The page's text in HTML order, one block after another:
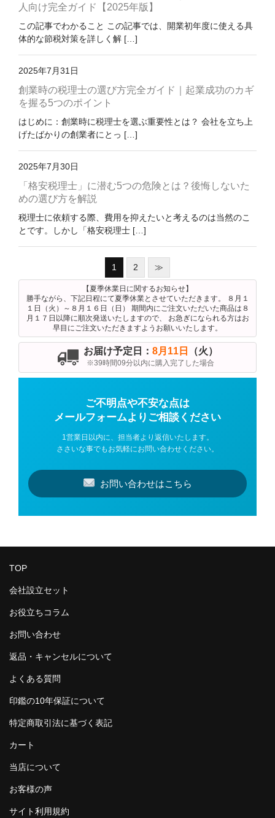
人向け完全ガイド【2025年版】
この記事でわかること この記事では、開業初年度に使える具
体的な節税対策を詳しく解 […]
2025年7月31日
創業時の税理士の選び方完全ガイド｜起業成功のカギ
を握る5つのポイント
はじめに：創業時に税理士を選ぶ重要性とは？ 会社を立ち上
げたばかりの創業者にとっ […]
2025年7月30日
「格安税理士」に潜む5つの危険とは？後悔しないた
めの選び方を解説
税理士に依頼する際、費用を抑えたいと考えるのは当然のこ
とです。しかし「格安税理士 […]
1 2 ≫
【夏季休業日に関するお知らせ】
勝手ながら、下記日程にて夏季休業とさせていただきます。 ８月１
１日（火）～８月１６日（日） 期間内にご注文いただいた商品は８
月１７日以降に順次発送いたしますので、 お急ぎになられる方はお
早目にご注文いただきますようお願いいたします。
お届け予定日： 8月11日 （火）
※39時間09分以内に購入完了した場合
ご不明点や不安な点は
メールフォームよりご相談ください
1営業日以内に、担当者より返信いたします。
ささいな事でもお気軽にお問い合わせください。
お問い合わせはこちら
TOP
会社設立セット
お役立ちコラム
お問い合わせ
返品・キャンセルについて
よくある質問
印鑑の10年保証について
特定商取引法に基づく表記
カート
当店について
お客様の声
サイト利用規約